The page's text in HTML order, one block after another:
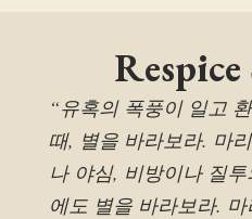
“유혹의 폭풍이 일고
때, 별을 바라보라. 마
나 야심, 비방이나 질
에도 별을 바라보라.